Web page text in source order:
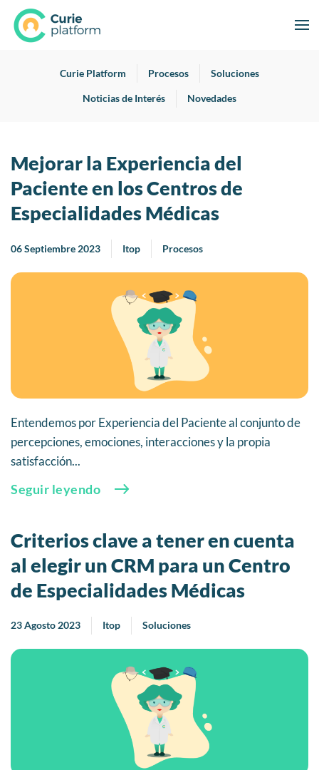
Curie Platform Procesos Soluciones
Noticias de Interés Novedades
Mejorar la Experiencia del
Paciente en los Centros de
Especialidades Médicas
06 Septiembre 2023 Itop Procesos
Entendemos por Experiencia del Paciente al conjunto de
percepciones, emociones, interacciones y la propia
satisfacción...
Seguir leyendo
Criterios clave a tener en cuenta
al elegir un CRM para un Centro
de Especialidades Médicas
23 Agosto 2023 Itop Soluciones